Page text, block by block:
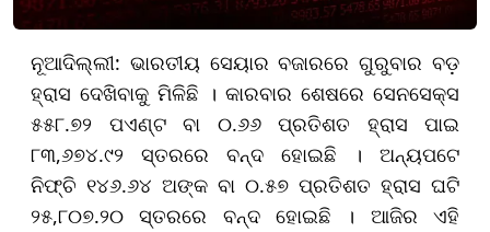
ନୂଆଦିଲ୍ଲୀ: ଭାରତୀୟ ସେୟାର ବଜାରରେ ଗୁରୁବାର ବଡ଼
ହ୍ରାସ ଦେଖିବାକୁ ମିଳିଛି । କାରବାର ଶେଷରେ ସେନସେକ୍ସ
୫୫୮.୭୨ ପଏଣ୍ଟ ବା ୦.୬୬ ପ୍ରତିଶତ ହ୍ରାସ ପାଇ
୮୩,୬୭୪.୯୨ ସ୍ତରରେ ବନ୍ଦ ହୋଇଛି । ଅନ୍ୟପଟେ
ନିଫ୍ଚି ୧୪୬.୬୪ ଅଙ୍କ ବା ୦.୫୭ ପ୍ରତିଶତ ହ୍ରାସ ଘଟି
୨୫,୮୦୭.୨୦ ସ୍ତରରେ ବନ୍ଦ ହୋଇଛି । ଆଜିର ଏହି